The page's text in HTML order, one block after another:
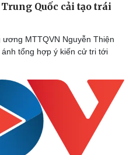
Sành điệu
Tin Công nghệ
Trải nghiệm
Chuyển đổi số
Quốc cải tạo trái
ương MTTQVN Nguyễn Thiện
tổng hợp ý kiến cử tri tới